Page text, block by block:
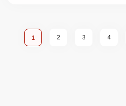
You're currently reading page
1 Lapa
2 Lapa
3 Lapa
4